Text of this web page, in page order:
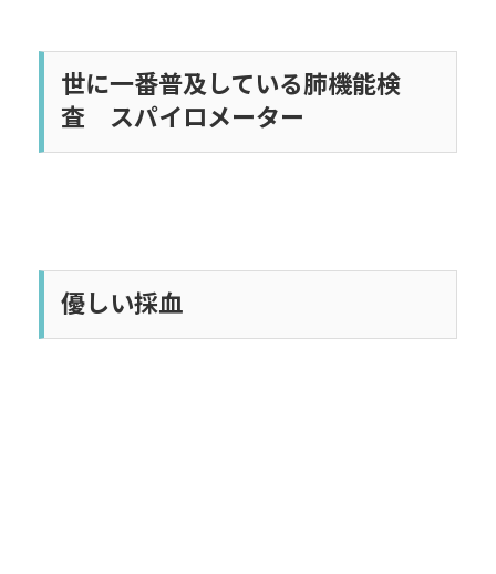
世に一番普及している肺機能検
査 スパイロメーター
優しい採血